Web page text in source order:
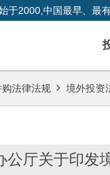
2000,中国最早、最
法律法规 境外投资
公厅关于印发